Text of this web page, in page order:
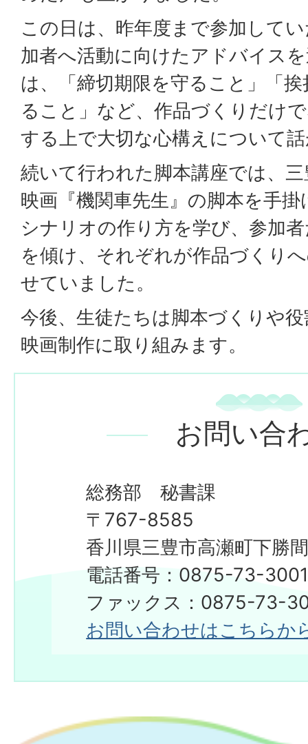
この日は、昨年度まで参加して
加者へ活動に向けたアドバイス
は、「締切期限を守ること」「
ること」など、作品づくりだけ
する上で大切な心構えについて
続いて行われた脚本講座では、
映画『機関車先生』の脚本を手
シナリオの作り方を学び、参加
を傾け、それぞれが作品づくり
せていました。
今後、生徒たちは脚本づくりや
映画制作に取り組みます。
お問い合
総務部 秘書課
〒767-8585
香川県三豊市高瀬町下勝
電話番号：0875-73-
ファックス：0875-73-
お問い合わせはこちらか